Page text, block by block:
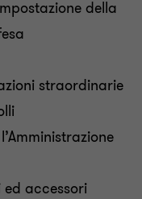
della
straordinarie
accessori